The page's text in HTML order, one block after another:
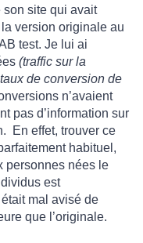
son site qui avait
version originale au
test. Je lui ai
(traffic sur la
de conversion de
n’avaient
pas d’information sur
En effet, trouver ce
habituel,
personnes nées le
est
mal avisé de
que l’originale.